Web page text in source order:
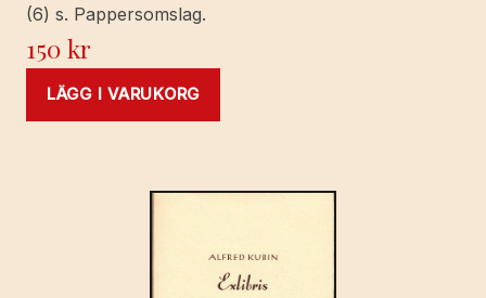
(6) s. Pappersomslag.
150kr
LÄGG I VARUKORG